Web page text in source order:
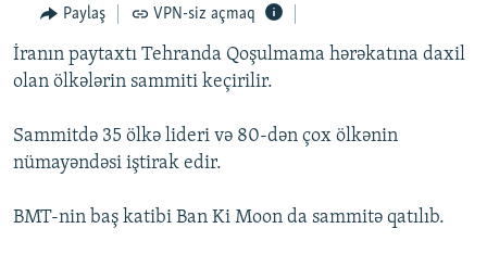
FƏRQƏ BAX
QANUNI DOĞRU
ARAŞDIRMA
MULTIMEDIA
VIDEO
FOTOQALEREYA
RADIO ARXIV
OXU ZALI
HAQQIMIZDA
Paylaş VPN-siz açmaq
İranın paytaxtı Tehranda Qoşulmama hərəkatına daxil
olan ölkələrin sammiti keçirilir.
Sammitdə 35 ölkə lideri və 80-dən çox ölkənin
nümayəndəsi iştirak edir.
BMT-nin baş katibi Ban Ki Moon da sammitə qatılıb.